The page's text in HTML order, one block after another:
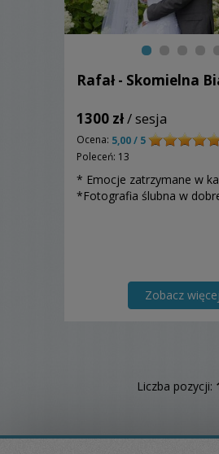
Rafał - Skomielna
1300 zł/ sesja
Ocena: 5,00 / 5
Poleceń: 13
* Emocje zatrzymane w
*Fotografia ślubna w
Zobacz więcej
Liczba pozycji: